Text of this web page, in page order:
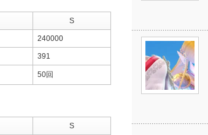
S
240000
391
50回
S